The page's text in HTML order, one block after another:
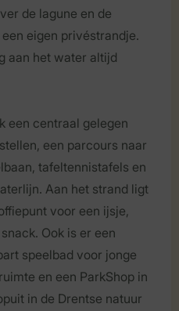
de lagune en de
eigen privéstrandje.
aan het water altijd
een centraal gelegen
een parcours naar
tafeltennistafels en
Aan het strand ligt
voor een ijsje,
Ook is er een
speelbad voor jonge
en een ParkShop in
in de Drentse natuur